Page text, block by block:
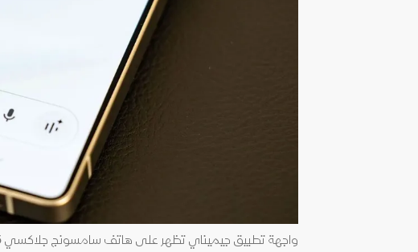
واجهة تطبيق جيميناي تظهر على هاتف سامسونج جلاكسي S25 ألترا. 16 يناير 2025 - Bloomberg